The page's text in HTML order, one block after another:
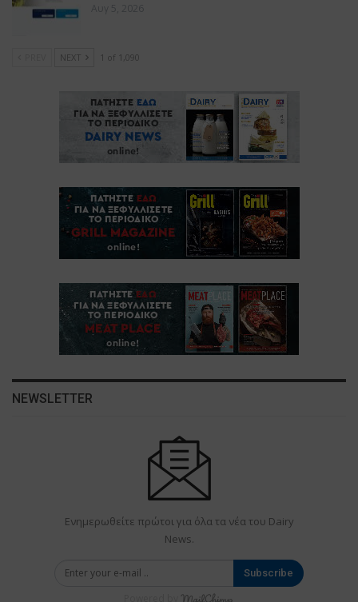
Αυγ 5, 2026
NEXT 1 of 1,090
NEWSLETTER
Ενημερωθείτε πρώτοι για όλα τα νέα του Dairy
News.
Subscribe